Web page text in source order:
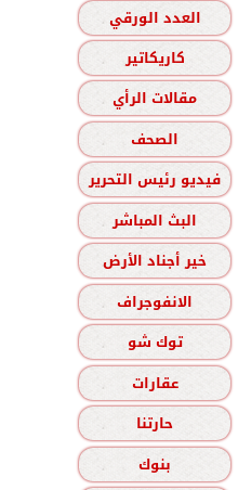
العدد الورقي
كاريكاتير
مقالات الرأي
الصحف
فيديو رئيس التحرير
البث المباشر
خير أجناد الأرض
الانفوجراف
توك شو
عقارات
حارتنا
بنوك